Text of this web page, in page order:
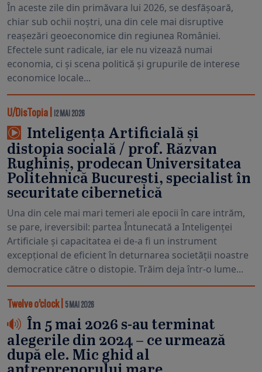
În aceste zile din primăvara lui 2026, se desfășoară,
chiar sub ochii noștri, una din cele mai disruptive
reașezări geoeconomice din regiunea României.
Efectele sunt radicale, iar ele nu vizează numai
economia, ci și scena politică și grupurile de interese
economice locale...
U/DisTopia 12 MAI 2026
Inteligența Artificială și
distopia socială / prof. Răzvan
Rughiniș, prodecan Universitatea
Politehnică București, specialist în
securitate cibernetică
Una din cele mai mari temeri ale epocii în care intrăm,
se pare, ireversibil: partea Întunecată a Inteligenței
Artificiale și capacitatea ei de-a fi un instrument
excepțional de eficient în deturnarea societății noastre
democratice către o distopie. Trăim deja într-o lume...
Twelve o’clock| 5 MAI 2026
În 5 mai 2026 s-au terminat
alegerile din 2024 – ce urmează
după ele. Mic ghid al